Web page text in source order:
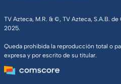
TV Azteca, M.R. & ©, TV Azteca, S.A.B.
2025.
Queda prohibida la reproducción total o
expresa y por escrito de su titular.